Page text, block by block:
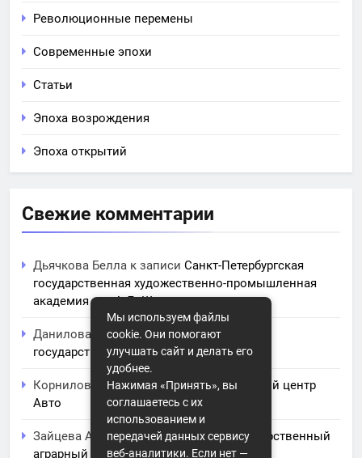
Революционные перемены
Современные эпохи
Статьи
Эпоха возрождения
Эпоха открытий
Свежие комментарии
Дьячкова Белла к записи Санкт-Петербургская
государственная художественно-промышленная
академия им. А.Л. Штиглица
Данилова Ясминак записиЧитинская
государственная медицинская академия
Корнилова Анитак записиЧПОУ Учебный центр
Авто
Зайцева Аринак записиКурский государственный
аграрный университет им. И.И. Иванова
Мы используем файлы
cookie. Они помогают
улучшать сайт и делать его
удобнее.
Нажимая «Принять», вы
соглашаетесь с их
использованием и
передачей данных сервису
веб-аналитики. Если нет —